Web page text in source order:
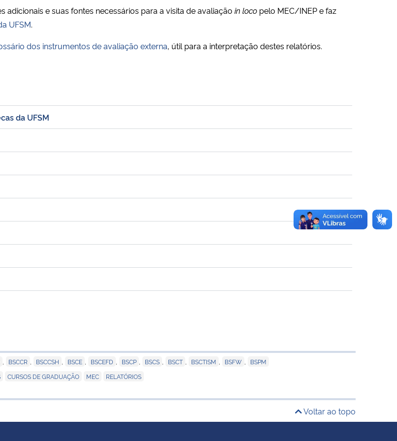
e suas fontes necessários para a visita de avaliação in loco pelo MEC/INEP e faz
UFSM.
dos instrumentos de avaliação externa, útil para a interpretação destes relatórios.
da UFSM
BSCCR BSCCSH BSCE BSCEFD BSCP BSCS BSCT BSCTISM BSFW BSPM
CURSOS DE GRADUAÇÃO MEC RELATÓRIOS
Voltar ao topo